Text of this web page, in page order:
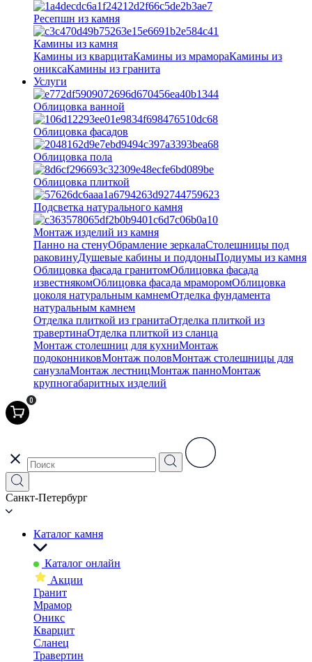
Ресепшн из камня
Камины из камня
Камины из кварцитаКамины из мрамораКамины из
ониксаКамины из гранита
Услуги
Облицовка ванной
Облицовка фасадов
Облицовка пола
Облицовка плиткой
Подсветка натурального камня
Монтаж изделий из камня
Панно на стенуОбрамление зеркалаСтолешницы под
раковинуДушевые кабины и поддоныПодиумы из камня
Облицовка фасада гранитомОблицовка фасада
известнякомОблицовка фасада мраморомОблицовка
цоколя натуральным камнемОтделка фундамента
натуральным камнем
Отделка плиткой из гранитаОтделка плиткой из
травертинаОтделка плиткой из сланца
Монтаж столешниц для кухниМонтаж
подоконниковМонтаж половМонтаж столешницы для
санузлаМонтаж лестницМонтаж панноМонтаж
крупногабаритных изделий
0
Санкт-Петербург
Каталог камня
Каталог онлайн
Акции
Гранит
Мрамор
Оникс
Кварцит
Сланец
Травертин